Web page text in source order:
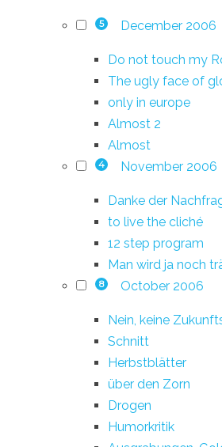
5 December 2006
Do not touch my
The ugly face of
only in europe
Almost 2
Almost
4 November 2006
Danke der
to live the cliché
12 step program
Man wird ja noch
8 October 2006
Nein, keine
Schnitt
Herbstblätter
über den Zorn
Drogen
Humorkritik